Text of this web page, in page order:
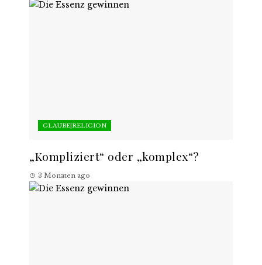
GLAUBE|RELIGION
„Kompliziert“ oder „komplex“?
3 Monaten ago